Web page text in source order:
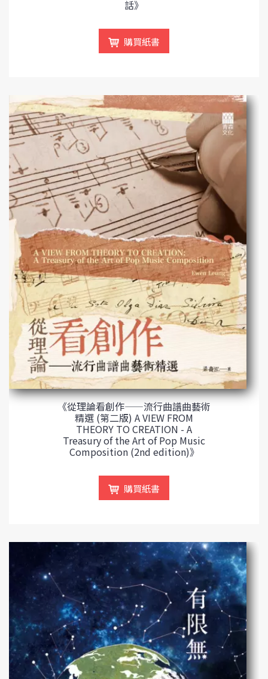
話》
購買紙書
《從理論看創作——流行曲譜曲藝術
精選 (第二版) A VIEW FROM
THEORY TO CREATION - A
Treasury of the Art of Pop Music
Composition (2nd edition)》
購買紙書